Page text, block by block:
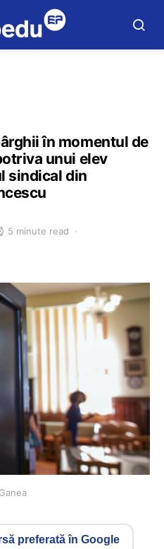
în momentul de
unui elev
sindical din
5 minute read
preferată în Google